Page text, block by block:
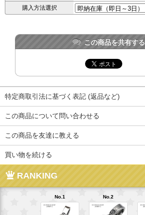
購入方法選択
この商品を共有する
特定商取引法に基づく表記 (返品など)
この商品について問い合わせる
この商品を友達に教える
買い物を続ける
RANKING
No.1 No.2